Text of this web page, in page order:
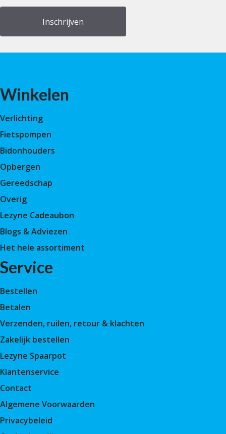
Winkelen
Verlichting
Fietspompen
Bidonhouders
Opbergen
Gereedschap
Overig
Lezyne Cadeaubon
Blogs & Adviezen
Het hele assortiment
Service
Bestellen
Betalen
Verzenden, ruilen, retour & klachten
Zakelijk bestellen
Lezyne Spaarpot
Klantenservice
Contact
Algemene Voorwaarden
Privacybeleid